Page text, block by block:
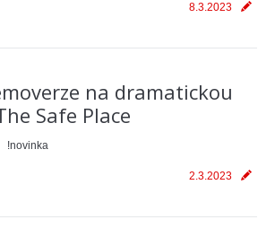
8.3.2023
na dramatickou
Safe Place
!novinka
2.3.2023